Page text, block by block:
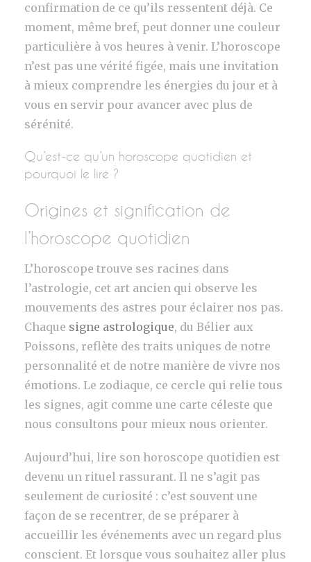
confirmation de ce qu’ils ressentent déjà. Ce
moment, même bref, peut donner une couleur
particulière à vos heures à venir. L’horoscope
n’est pas une vérité figée, mais une invitation
à mieux comprendre les énergies du jour et à
vous en servir pour avancer avec plus de
sérénité.
Qu’est-ce qu’un horoscope quotidien et
pourquoi le lire ?
Origines et signification de
l’horoscope quotidien
L’horoscope trouve ses racines dans
l’astrologie, cet art ancien qui observe les
mouvements des astres pour éclairer nos pas.
Chaque signe astrologique, du Bélier aux
Poissons, reflète des traits uniques de notre
personnalité et de notre manière de vivre nos
émotions. Le zodiaque, ce cercle qui relie tous
les signes, agit comme une carte céleste que
nous consultons pour mieux nous orienter.
Aujourd’hui, lire son horoscope quotidien est
devenu un rituel rassurant. Il ne s’agit pas
seulement de curiosité : c’est souvent une
façon de se recentrer, de se préparer à
accueillir les événements avec un regard plus
conscient. Et lorsque vous souhaitez aller plus